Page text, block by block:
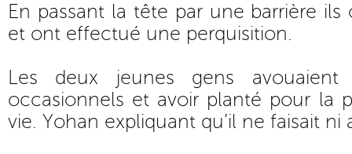
En passant la tête par une barrière
et ont effectué une perquisition.
Les deux jeunes gens
occasionnels et avoir planté pour la
vie. Yohan expliquant qu’il ne faisait